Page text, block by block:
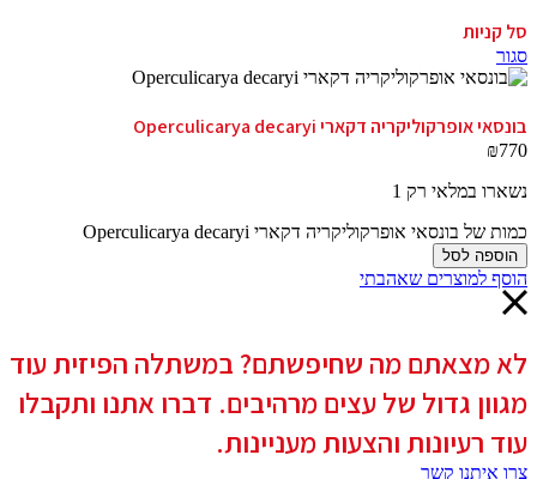
סל קניות
סגור
בונסאי אופרקוליקריה דקארי Operculicarya decaryi
₪770
נשארו במלאי רק 1
כמות של בונסאי אופרקוליקריה דקארי Operculicarya decaryi
הוספה לסל
הוסף למוצרים שאהבתי
לא מצאתם מה שחיפשתם? במשתלה הפיזית עוד
מגוון גדול של עצים מרהיבים. דברו אתנו ותקבלו
עוד רעיונות והצעות מעניינות.
צרו איתנו קשר